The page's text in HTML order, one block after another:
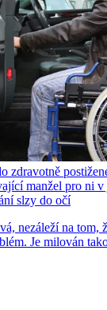
zdravotně
manžel pro ni
slzy do očí
nezáleží na tom,
Je milován